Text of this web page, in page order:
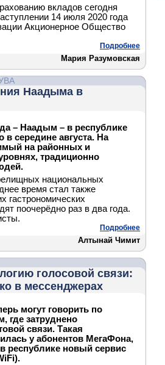
вкладов сегодня
14 июля 2020 года
Акционерное Общество
Подробнее
Мария Разумовская
Наадыма в
– Наадым – в республике
в середине августа. На
на районных и
традиционно
национальных
время стал также
гастрономических
поочерёдно раз в два года.
Подробнее
Алтынай Чимит
голосовой связи:
в мессенджерах
могут говорить по
где затруднено
связи. Такая
у абонентов МегаФона,
республике новый сервис